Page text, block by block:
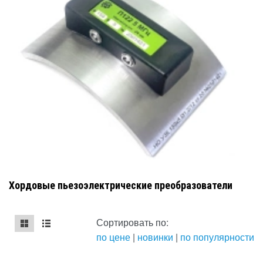
Хордовые пьезоэлектрические преобразователи
mse2_chunk_default
mse2_chunk_alternate
Сортировать по:
по цене | новинки | по популярности